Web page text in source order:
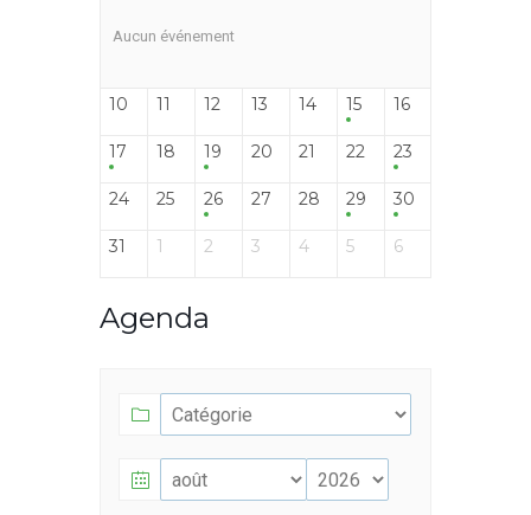
Aucun événement
10 11 12 13 14 15 16
17 18 19 20 21 22 23
24 25 26 27 28 29 30
31 1 2 3 4 5 6
Agenda